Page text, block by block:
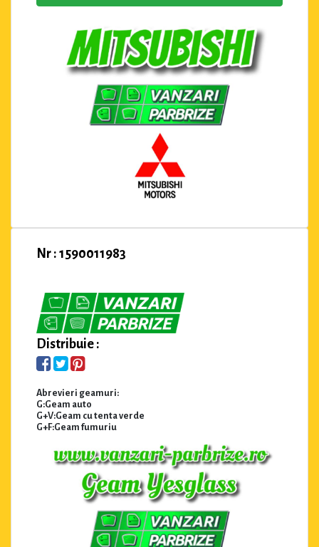
Nr : 1590011983
Distribuie :
Abrevieri geamuri:
G:Geam auto
G+V:Geam cu tenta verde
G+F:Geam fumuriu